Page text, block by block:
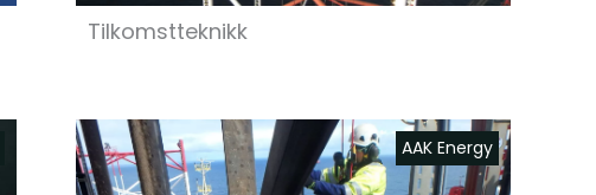
Tilkomstteknikk
AAK Energy